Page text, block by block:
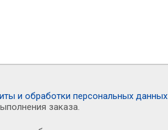
и обработки персональных данных
заказа.